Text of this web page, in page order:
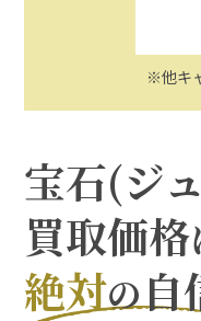
※他キ
宝石(ジ
買取価格
絶対の自